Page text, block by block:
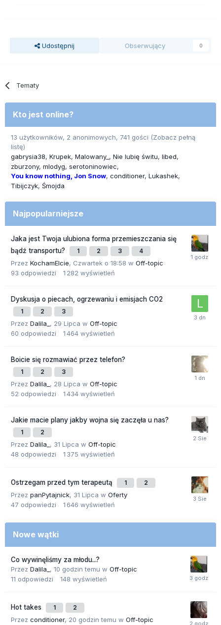
Udostępnij Obserwujący 0
Tematy
Kto jest online?
13 użytkowników, 2 anonimowych, 741 gości (Zobacz pełną
listę)
gabrysia38 Krupek Malowany_ Nie lubię świtu libed
zburzony mlodyg serotoninowiec
You know nothing, Jon Snow conditioner Lukashek
Tibijczyk Śmojda
Najpopularniejsze
Jaka jest Twoja ulubiona forma przemieszczania się
bądź transportu?
1 2 3 4
Przez KochamElcie, Czwartek o 18:58 w Off-topic
93 odpowiedzi 1 282 wyświetleń
Dyskusja o piecach, ogrzewaniu i emisjach CO2
1 2 3
Przez Dalila_ , 29 Lipca w Off-topic
60 odpowiedzi 1 464 wyświetleń
Boicie się rozmawiać przez telefon?
1 2 3
Przez Dalila_ , 28 Lipca w Off-topic
52 odpowiedzi 1 434 wyświetleń
Jakie macie plany jakby wojna się zaczęła u nas?
1 2
Przez Dalila_ , 31 Lipca w Off-topic
48 odpowiedzi 1 375 wyświetleń
Ostrzegam przed tym terapeutą 1 2
Przez panPytajnick, 31 Lipca w Oferty
47 odpowiedzi 1 646 wyświetleń
Nowe wątki
Co wywinęliśmy za młodu...?
Przez Dalila_ , 10 godzin temu w Off-topic
11 odpowiedzi 148 wyświetleń
Hot takes 1 2
Przez conditioner, 20 godzin temu w Off-topic